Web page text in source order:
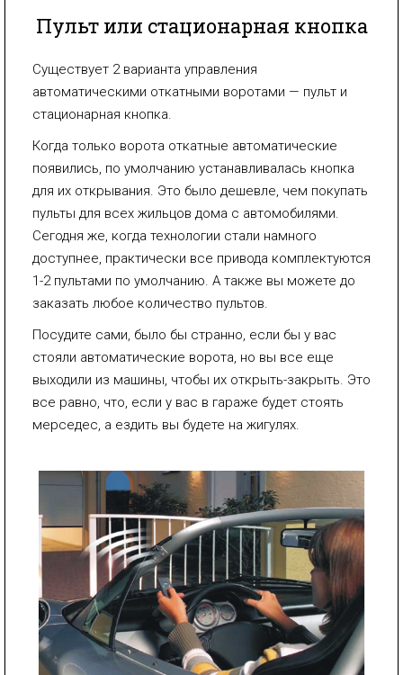
Пульт или стационарная кнопка
Существует 2 варианта управления
автоматическими откатными воротами — пульт и
стационарная кнопка.
Когда только ворота откатные автоматические
появились, по умолчанию устанавливалась кнопка
для их открывания. Это было дешевле, чем покупать
пульты для всех жильцов дома с автомобилями.
Сегодня же, когда технологии стали намного
доступнее, практически все привода комплектуются
1-2 пультами по умолчанию. А также вы можете до
заказать любое количество пультов.
Посудите сами, было бы странно, если бы у вас
стояли автоматические ворота, но вы все еще
выходили из машины, чтобы их открыть-закрыть. Это
все равно, что, если у вас в гараже будет стоять
мерседес, а ездить вы будете на жигулях.